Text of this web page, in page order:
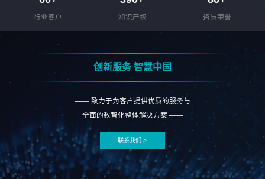
行业客户 知识产权 资质荣誉
创新服务 智慧中国
—— 致力于为客户提供优质的服务与
全面的数智化整体解决方案 ——
联系我们 >